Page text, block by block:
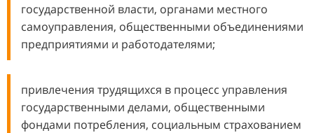
государственной власти, органами местного
самоуправления, общественными объединениями
предприятиями и работодателями;
привлечения трудящихся в процесс управления
государственными делами, общественными
фондами потребления, социальным страхованием